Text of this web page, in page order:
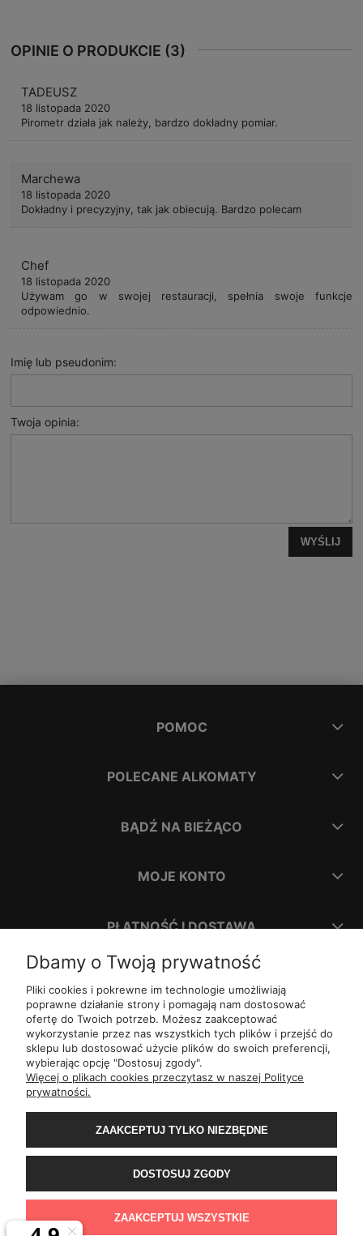
OPINIE O PRODUKCIE (3)
TADEUSZ
18 listopada 2020
Pirometr działa jak należy, bardzo dokładny pomiar.
Marchewa
18 listopada 2020
Dokładny i precyzyjny, tak jak obiecują. Bardzo polecam
Chef
18 listopada 2020
Używam go w swojej restauracji, spełnia swoje funkcje
odpowiednio.
Imię lub pseudonim:
Twoja opinia:
WYŚLIJ
POMOC
POLECANE ALKOMATY
BĄDŹ NA BIEŻĄCO
MOJE KONTO
PŁATNOŚĆ I DOSTAWA
INFORMACJE
O NAS
ul.Romana Dmowskiego 1,
Św. Filipa 23/3, 31-150 Kraków
ul.Mielęckiego 10 lok 503,
Al.Jerozolimskie 81 lok 7.10, 02-001 Warszawa
Wały Piastowskie 1lok. 1508,80-855 Gdańsk
Białystok
ul.ul. 1-go Maja 13lok. 2,20-410 Lublin
Rejtana 49/6, 35-310 Rzeszów
ul.Wiertnicza 115, 02-952 Warszawa
Bohaterów Warszawy 11b, 70-370
Dbamy o Twoją prywatność
Pliki cookies i pokrewne im technologie umożliwiają
poprawne działanie strony i pomagają nam dostosować
ofertę do Twoich potrzeb. Możesz zaakceptować
wykorzystanie przez nas wszystkich tych plików i przejść do
sklepu lub dostosować użycie plików do swoich preferencji,
wybierając opcję "Dostosuj zgody".
Więcej o plikach cookies przeczytasz w naszej Polityce
prywatności.
ZAAKCEPTUJ TYLKO NIEZBĘDNE
DOSTOSUJ ZGODY
ZAAKCEPTUJ WSZYSTKIE